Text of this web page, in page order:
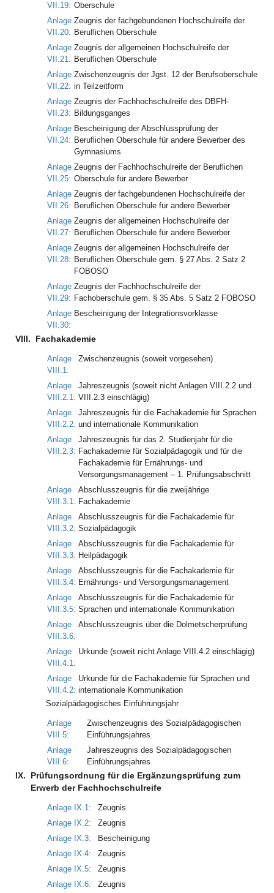
VII.19: Oberschule
Anlage
VII.20:
Zeugnis der fachgebundenen Hochschulreife der
Beruflichen Oberschule
Anlage
VII.21:
Zeugnis der allgemeinen Hochschulreife der
Beruflichen Oberschule
Anlage
VII.22:
Zwischenzeugnis der Jgst. 12 der Berufsoberschule
in Teilzeitform
Anlage
VII.23:
Zeugnis der Fachhochschulreife des DBFH-
Bildungsganges
Anlage
VII.24:
Bescheinigung der Abschlussprüfung der
Beruflichen Oberschule für andere Bewerber des
Gymnasiums
Anlage
VII.25:
Zeugnis der Fachhochschulreife der Beruflichen
Oberschule für andere Bewerber
Anlage
VII.26:
Zeugnis der fachgebundenen Hochschulreife der
Beruflichen Oberschule für andere Bewerber
Anlage
VII.27:
Zeugnis der allgemeinen Hochschulreife der
Beruflichen Oberschule für andere Bewerber
Anlage
VII.28:
Zeugnis der allgemeinen Hochschulreife der
Beruflichen Oberschule gem. § 27 Abs. 2 Satz 2
FOBOSO
Anlage
VII.29:
Zeugnis der Fachhochschulreife der
Fachoberschule gem. § 35 Abs. 5 Satz 2 FOBOSO
Anlage
VII.30:
Bescheinigung der Integrationsvorklasse
VIII. Fachakademie
Anlage
VIII.1:
Zwischenzeugnis (soweit vorgesehen)
Anlage
VIII.2.1:
Jahreszeugnis (soweit nicht Anlagen VIII.2.2 und
VIII.2.3 einschlägig)
Anlage
VIII.2.2:
Jahreszeugnis für die Fachakademie für Sprachen
und internationale Kommunikation
Anlage
VIII.2.3:
Jahreszeugnis für das 2. Studienjahr für die
Fachakademie für Sozialpädagogik und für die
Fachakademie für Ernährungs- und
Versorgungsmanagement – 1. Prüfungsabschnitt
Anlage
VIII.3.1:
Abschlusszeugnis für die zweijährige
Fachakademie
Anlage
VIII.3.2:
Abschlusszeugnis für die Fachakademie für
Sozialpädagogik
Anlage
VIII.3.3:
Abschlusszeugnis für die Fachakademie für
Heilpädagogik
Anlage
VIII.3.4:
Abschlusszeugnis für die Fachakademie für
Ernährungs- und Versorgungsmanagement
Anlage
VIII.3.5:
Abschlusszeugnis für die Fachakademie für
Sprachen und internationale Kommunikation
Anlage
VIII.3.6:
Abschlusszeugnis über die Dolmetscherprüfung
Anlage
VIII.4.1:
Urkunde (soweit nicht Anlage VIII.4.2 einschlägig)
Anlage
VIII.4.2:
Urkunde für die Fachakademie für Sprachen und
internationale Kommunikation
Sozialpädagogisches Einführungsjahr
Anlage
VIII.5:
Zwischenzeugnis des Sozialpädagogischen
Einführungsjahres
Anlage
VIII.6:
Jahreszeugnis des Sozialpädagogischen
Einführungsjahres
IX.
Prüfungsordnung für die Ergänzungsprüfung zum
Erwerb der Fachhochschulreife
Anlage IX.1:
Zeugnis
Anlage IX.2:
Zeugnis
Anlage IX.3:
Bescheinigung
Anlage IX.4:
Zeugnis
Anlage IX.5:
Zeugnis
Anlage IX.6:
Zeugnis